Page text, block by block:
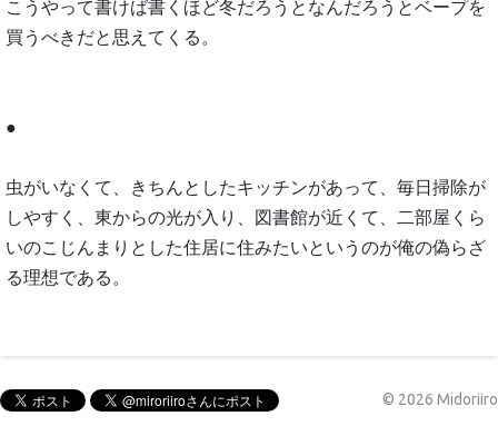
こうやって書けば書くほど冬だろうとなんだろうとベープを
買うべきだと思えてくる。
●
虫がいなくて、きちんとしたキッチンがあって、毎日掃除が
しやすく、東からの光が入り、図書館が近くて、二部屋くら
いのこじんまりとした住居に住みたいというのが俺の偽らざ
る理想である。
© 2026 Midoriiro